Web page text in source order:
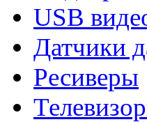
USB
Датчики
Ресиверы